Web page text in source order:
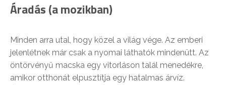
Áradás (a mozikban)
Minden arra utal, hogy közel a világ vége. Az emberi
jelenlétnek már csak a nyomai láthatók mindenütt. Az
öntörvényű macska egy vitorláson talál menedékre,
amikor otthonát elpusztítja egy hatalmas árvíz.